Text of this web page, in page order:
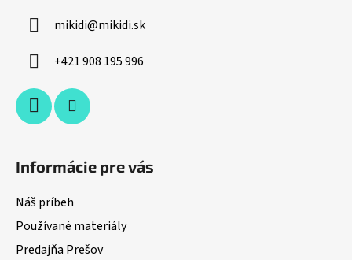
mikidi@mikidi.sk
+421 908 195 996
Informácie pre vás
Náš príbeh
Používané materiály
Predajňa Prešov